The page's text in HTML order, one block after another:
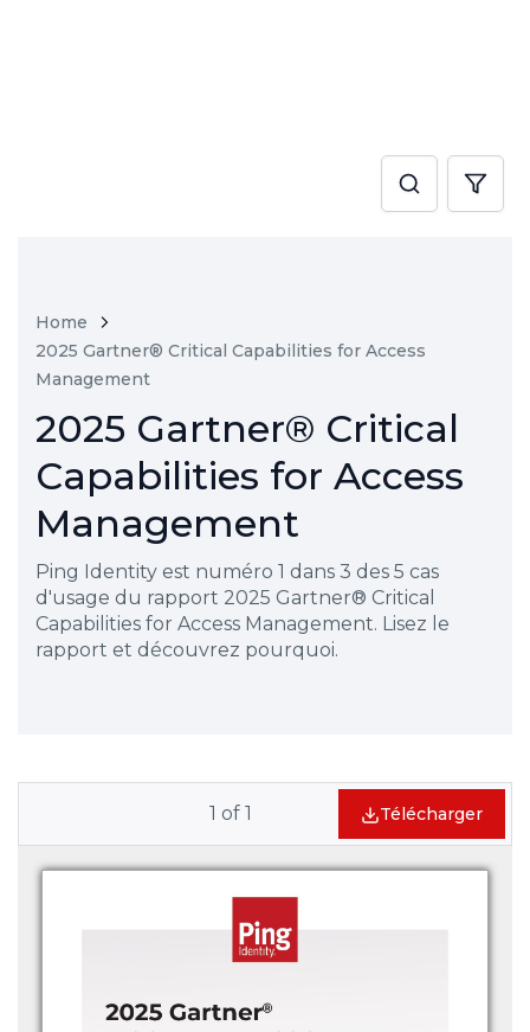
Home
2025 Gartner® Critical Capabilities for Access
Management
2025 Gartner® Critical
Capabilities for Access
Management
Ping Identity est numéro 1 dans 3 des 5 cas
d'usage du rapport 2025 Gartner® Critical
Capabilities for Access Management. Lisez le
rapport et découvrez pourquoi.
1 of 1 Télécharger